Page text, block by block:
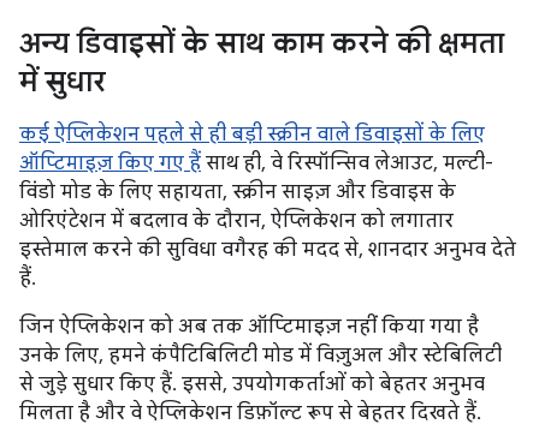
अन्य डिवाइसों के साथ काम करने की क्षमता
में सुधार
कई ऐप्लिकेशन पहले से ही बड़ी स्क्रीन वाले डिवाइसों के लिए
ऑप्टिमाइज़ किए गए हैं साथ ही, वे रिस्पॉन्सिव लेआउट, मल्टी-
विंडो मोड के लिए सहायता, स्क्रीन साइज़ और डिवाइस के
ओरिएंटेशन में बदलाव के दौरान, ऐप्लिकेशन को लगातार
इस्तेमाल करने की सुविधा वगैरह की मदद से, शानदार अनुभव देते
हैं.
जिन ऐप्लिकेशन को अब तक ऑप्टिमाइज़ नहीं किया गया है
उनके लिए, हमने कंपैटिबिलिटी मोड में विज़ुअल और स्टेबिलिटी
से जुड़े सुधार किए हैं. इससे, उपयोगकर्ताओं को बेहतर अनुभव
मिलता है और वे ऐप्लिकेशन डिफ़ॉल्ट रूप से बेहतर दिखते हैं.